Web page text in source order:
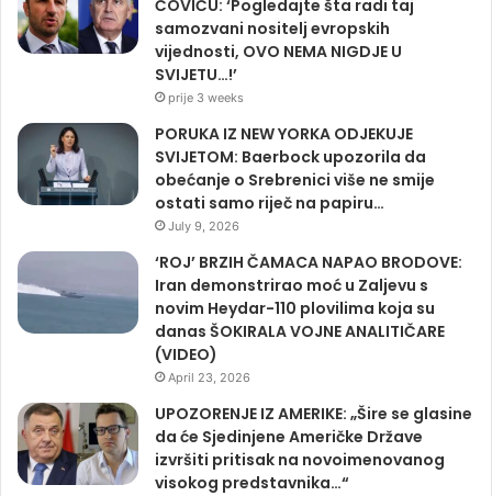
ČOVIĆU: ‘Pogledajte šta radi taj
samozvani nositelj evropskih
vijednosti, OVO NEMA NIGDJE U
SVIJETU…!’
prije 3 weeks
PORUKA IZ NEW YORKA ODJEKUJE
SVIJETOM: Baerbock upozorila da
obećanje o Srebrenici više ne smije
ostati samo riječ na papiru…
July 9, 2026
‘ROJ’ BRZIH ČAMACA NAPAO BRODOVE:
Iran demonstrirao moć u Zaljevu s
novim Heydar-110 plovilima koja su
danas ŠOKIRALA VOJNE ANALITIČARE
(VIDEO)
April 23, 2026
UPOZORENJE IZ AMERIKE: „Šire se glasine
da će Sjedinjene Američke Države
izvršiti pritisak na novoimenovanog
visokog predstavnika…“